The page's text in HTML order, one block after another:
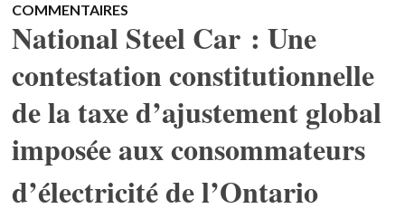
COMMENTAIRES
National Steel Car : Une
contestation constitutionnelle
de la taxe d’ajustement global
imposée aux consommateurs
d’électricité de l’Ontario